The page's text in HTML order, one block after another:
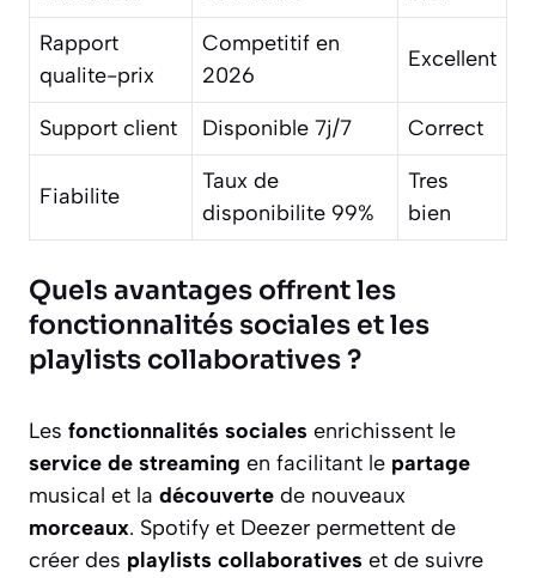
Rapport
qualite-prix
Competitif en
2026
Excellent
Support client Disponible 7j/7 Correct
Fiabilite
Taux de
disponibilite 99%
Tres
bien
Quels avantages offrent les
fonctionnalités sociales et les
playlists collaboratives ?
Les fonctionnalités sociales enrichissent le
service de streaming en facilitant le partage
musical et la découverte de nouveaux
morceaux. Spotify et Deezer permettent de
créer des playlists collaboratives et de suivre